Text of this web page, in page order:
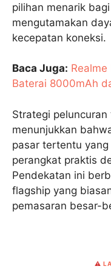
pilihan menarik
mengutamakan
kecepatan koneksi.
Baca Juga:
Baterai 8000mAh
Strategi
menunjukkan
pasar tertentu
perangkat praktis
Pendekatan ini
flagship yang
pemasaran besar-
⚠️